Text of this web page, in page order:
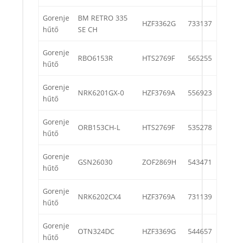
Gorenje
hűtő
BM RETRO 335
SE CH
HZF3362G 733137
Gorenje
hűtő
RBO6153R HTS2769F 565255
Gorenje
hűtő
NRK6201GX-0 HZF3769A 556923
Gorenje
hűtő
ORB153CH-L HTS2769F 535278
Gorenje
hűtő
GSN26030 ZOF2869H 543471
Gorenje
hűtő
NRK6202CX4 HZF3769A 731139
Gorenje
hűtő
OTN324DC HZF3369G 544657